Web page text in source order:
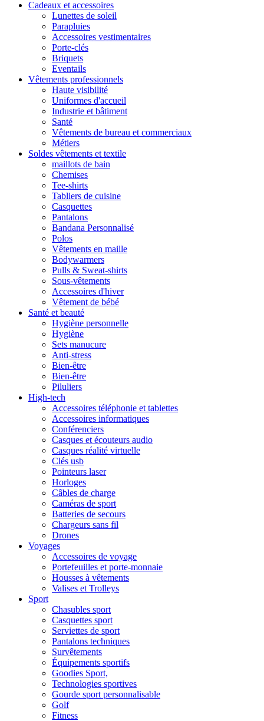
Cadeaux et accessoires
Lunettes de soleil
Parapluies
Accessoires vestimentaires
Porte-clés
Briquets
Eventails
Vêtements professionnels
Haute visibilité
Uniformes d'accueil
Industrie et bâtiment
Santé
Vêtements de bureau et commerciaux
Métiers
Soldes vêtements et textile
maillots de bain
Chemises
Tee-shirts
Tabliers de cuisine
Casquettes
Pantalons
Bandana Personnalisé
Polos
Vêtements en maille
Bodywarmers
Pulls & Sweat-shirts
Sous-vêtements
Accessoires d'hiver
Vêtement de bébé
Santé et beauté
Hygiène personnelle
Hygiène
Sets manucure
Anti-stress
Bien-être
Bien-être
Piluliers
High-tech
Accessoires téléphonie et tablettes
Accessoires informatiques
Conférenciers
Casques et écouteurs audio
Casques réalité virtuelle
Clés usb
Pointeurs laser
Horloges
Câbles de charge
Caméras de sport
Batteries de secours
Chargeurs sans fil
Drones
Voyages
Accessoires de voyage
Portefeuilles et porte-monnaie
Housses à vêtements
Valises et Trolleys
Sport
Chasubles sport
Casquettes sport
Serviettes de sport
Pantalons techniques
Survêtements
Équipements sportifs
Goodies Sport,
Technologies sportives
Gourde sport personnalisable
Golf
Fitness